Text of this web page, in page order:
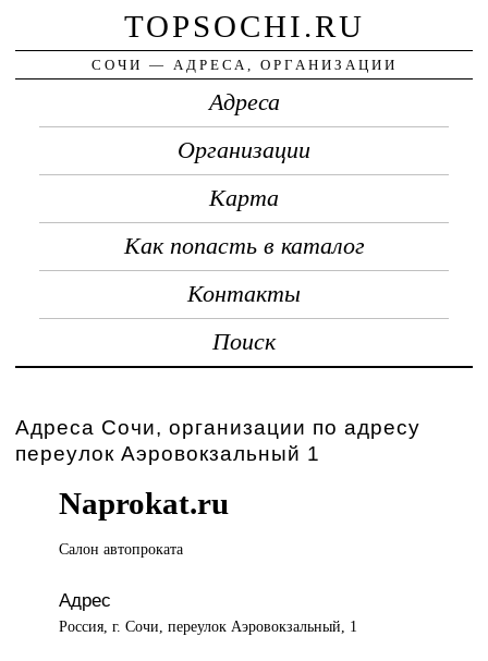
TOPSOCHI.RU
СОЧИ — АДРЕСА, ОРГАНИЗАЦИИ
Адреса
Организации
Карта
Как попасть в каталог
Контакты
Поиск
Адреса Сочи, организации по адресу
переулок Аэровокзальный 1
Naprokat.ru
Салон автопроката
Адрес
Россия, г. Сочи, переулок Аэровокзальный, 1